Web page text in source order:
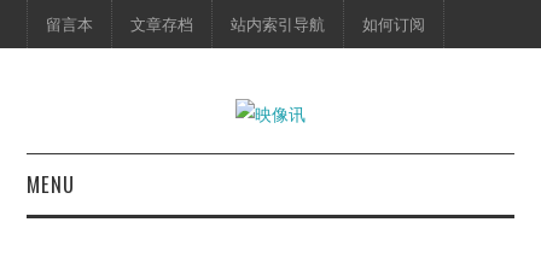
留言本 文章存档 站内索引导航 如何订阅
MENU